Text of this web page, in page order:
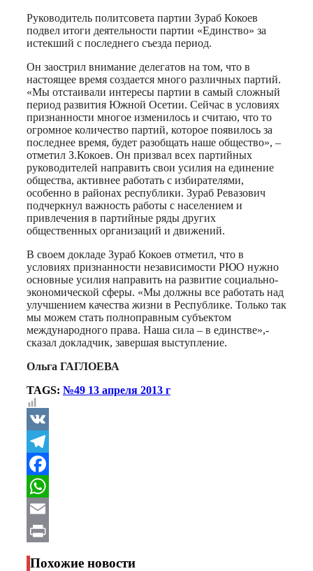
Руководитель политсовета партии Зураб Кокоев
подвел итоги деятельности партии «Единство» за
истекший с последнего съезда период.
Он заострил внимание делегатов на том, что в
настоящее время создается много различных партий.
«Мы отстаивали интересы партии в самый сложный
период развития Южной Осетии. Сейчас в условиях
признанности многое изменилось и считаю, что то
огромное количество партий, которое появилось за
последнее время, будет разобщать наше общество», –
отметил З.Кокоев. Он призвал всех партийных
руководителей направить свои усилия на единение
общества, активнее работать с избирателями,
особенно в районах республики. Зураб Ревазович
подчеркнул важность работы с населением и
привлечения в партийные ряды других
общественных организаций и движений.
В своем докладе Зураб Кокоев отметил, что в
условиях признанности независимости РЮО нужно
основные усилия направить на развитие социально-
экономической сферы. «Мы должны все работать над
улучшением качества жизни в Республике. Только так
мы можем стать полноправным субъектом
международного права. Наша сила – в единстве»,-
сказал докладчик, завершая выступление.
Ольга ГАГЛОЕВА
TAGS: №49 13 апреля 2013 г
VK
Telegram
Facebook
WhatsApp
Email
Print
Похожие новости